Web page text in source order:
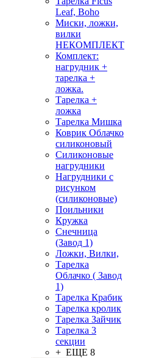
Leaf, Boho
Миски, ложки,
вилки
НЕКОМПЛЕКТ
Комплект:
нагрудник +
тарелка +
ложка.
Тарелка +
ложка
Тарелка Мишка
Коврик Облачко
силиконовый
Силиконовые
нагрудники
Нагрудники с
рисунком
(силиконовые)
Поильники
Кружка
Снечница
(Завод 1)
Ложки, Вилки,
Тарелка
Облачко ( Завод
1)
Тарелка Крабик
Тарелка кролик
Тарелка Зайчик
Тарелка 3
секции
+ ЕЩЕ 8